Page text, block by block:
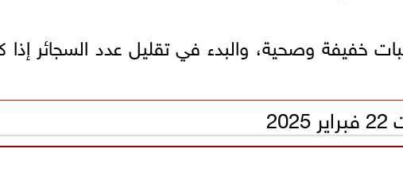
خفيفة وصحية، والبدء في تقليل عدد السجائر